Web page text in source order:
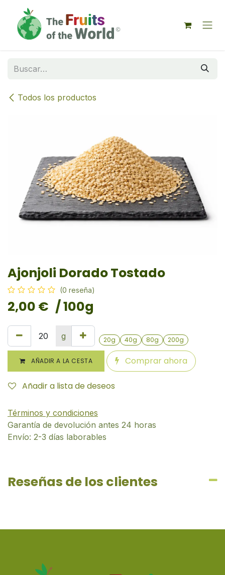
Todos los productos
Ajonjoli Dorado Tostado
(0 reseña)
2,00 € / 100g
g 20g 40g 80g 200g
AÑADIR A LA CESTA Comprar ahora
Añadir a lista de deseos
Términos y condiciones
Garantía de devolución antes 24 horas
Envío: 2-3 días laborables
Reseñas de los clientes